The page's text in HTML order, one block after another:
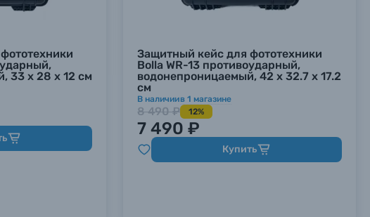
33 х 28 х 12 см
Защитный кейс для фототехники
Bolla WR-13 противоударный,
водонепроницаемый, 42 х 32.7 х 17.2
см
В наличиив1 магазине
8 490 ₽ 12%
7 490 ₽
Купить